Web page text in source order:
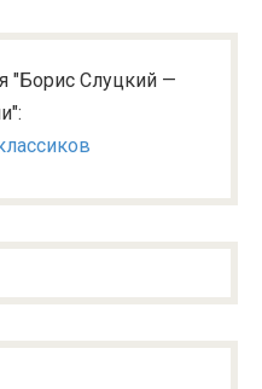
"Борис Слуцкий —